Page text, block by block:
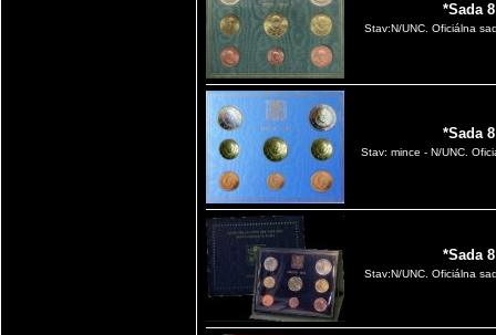
*Sada
Stav:N/UNC. Oficiálna
*Sada
Stav: mince - N/UNC.
*Sada
Stav:N/UNC. Oficiálna